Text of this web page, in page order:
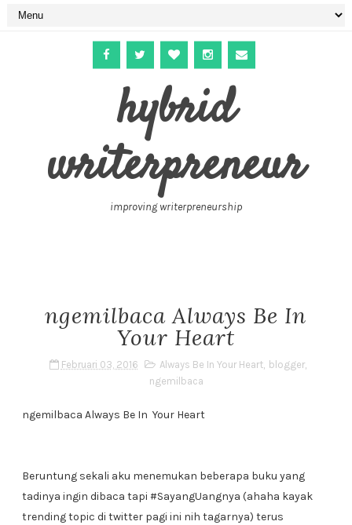
hybrid
writerpreneur
improving writerpreneurship
ngemilbaca Always Be In
Your Heart
Februari 03, 2016 Always Be In Your Heart, blogger,
ngemilbaca
ngemilbaca Always Be In Your Heart
Beruntung sekali aku menemukan beberapa buku yang
tadinya ingin dibaca tapi #SayangUangnya (ahaha kayak
trending topic di twitter pagi ini nih tagarnya) terus